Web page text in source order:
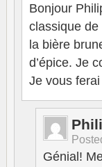
Bonjour
classique
la bière
d’épice. Je
Je vous
Génial!